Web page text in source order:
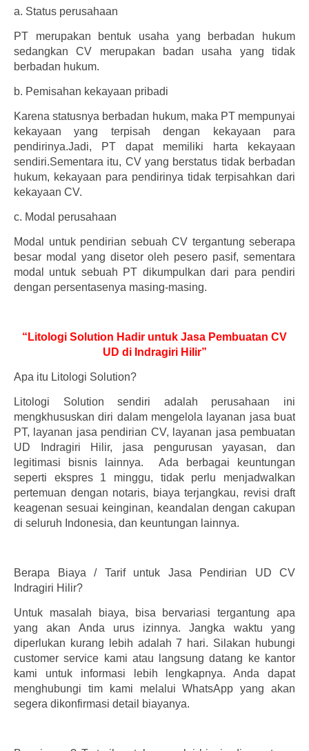
a. Status perusahaan
PT merupakan bentuk usaha yang berbadan hukum
sedangkan CV merupakan badan usaha yang tidak
berbadan hukum.
b. Pemisahan kekayaan pribadi
Karena statusnya berbadan hukum, maka PT mempunyai
kekayaan yang terpisah dengan kekayaan para
pendirinya.Jadi, PT dapat memiliki harta kekayaan
sendiri.Sementara itu, CV yang berstatus tidak berbadan
hukum, kekayaan para pendirinya tidak terpisahkan dari
kekayaan CV.
c. Modal perusahaan
Modal untuk pendirian sebuah CV tergantung seberapa
besar modal yang disetor oleh pesero pasif, sementara
modal untuk sebuah PT dikumpulkan dari para pendiri
dengan persentasenya masing-masing.
“Litologi Solution Hadir untuk Jasa Pembuatan CV
UD di Indragiri Hilir”
Apa itu Litologi Solution?
Litologi Solution sendiri adalah perusahaan ini
mengkhususkan diri dalam mengelola layanan jasa buat
PT, layanan jasa pendirian CV, layanan jasa pembuatan
UD Indragiri Hilir, jasa pengurusan yayasan, dan
legitimasi bisnis lainnya. Ada berbagai keuntungan
seperti ekspres 1 minggu, tidak perlu menjadwalkan
pertemuan dengan notaris, biaya terjangkau, revisi draft
keagenan sesuai keinginan, keandalan dengan cakupan
di seluruh Indonesia, dan keuntungan lainnya.
Berapa Biaya / Tarif untuk Jasa Pendirian UD CV
Indragiri Hilir?
Untuk masalah biaya, bisa bervariasi tergantung apa
yang akan Anda urus izinnya. Jangka waktu yang
diperlukan kurang lebih adalah 7 hari. Silakan hubungi
customer service kami atau langsung datang ke kantor
kami untuk informasi lebih lengkapnya. Anda dapat
menghubungi tim kami melalui WhatsApp yang akan
segera dikonfirmasi detail biayanya.